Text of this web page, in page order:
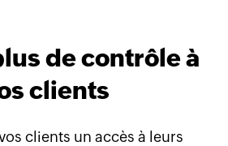
de contrôle à
clients
clients un accès à leurs